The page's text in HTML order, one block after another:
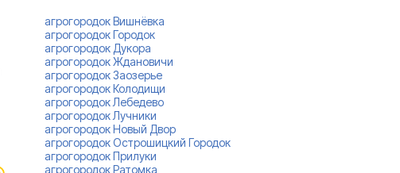
агрогородок Вишнёвка
агрогородок Городок
агрогородок Дукора
агрогородок Ждановичи
агрогородок Заозерье
агрогородок Колодищи
агрогородок Лебедево
агрогородок Лучники
агрогородок Новый Двор
агрогородок Острошицкий Городок
агрогородок Прилуки
агрогородок Ратомка